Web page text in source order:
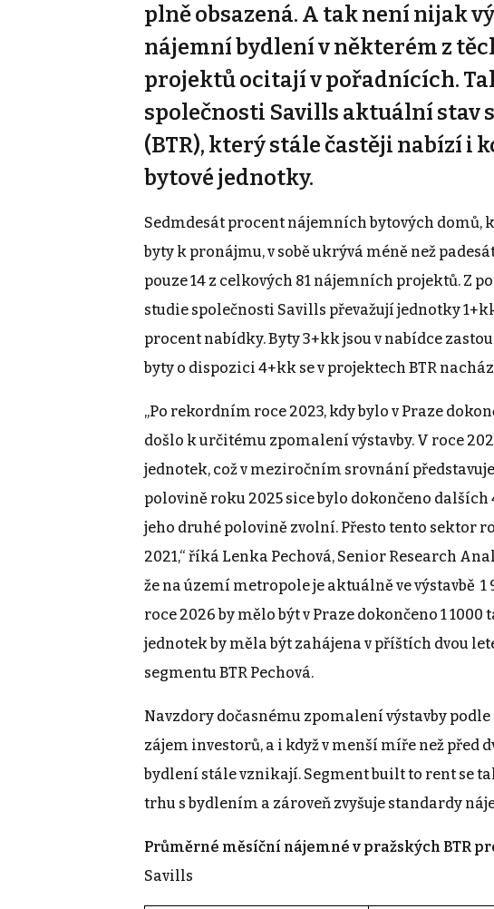
plně obsazená. A tak není nijak
nájemní bydlení v některém z
projektů ocitají v pořadnících.
společnosti Savills aktuální stav
(BTR), který stále častěji nabízí i
bytové jednotky.
Sedmdesát procent nájemních bytových domů,
byty k pronájmu, v sobě ukrývá méně než
pouze 14 z celkových 81 nájemních projektů. Z
studie společnosti Savills převažují jednotky
procent nabídky. Byty 3+kk jsou v nabídce
byty o dispozici 4+kk se v projektech BTR
„Po rekordním roce 2023, kdy bylo v Praze
došlo k určitému zpomalení výstavby. V roce
jednotek, což v meziročním srovnání
polovině roku 2025 sice bylo dokončeno dalších
jeho druhé polovině zvolní. Přesto tento sektor
2021,“ říká Lenka Pechová, Senior Research
že na území metropole je aktuálně ve výstavbě
roce 2026 by mělo být v Praze dokončeno 1
jednotek by měla být zahájena v příštích dvou
segmentu BTR Pechová.
Navzdory dočasnému zpomalení výstavby
zájem investorů, a i když v menší míře než před
bydlení stále vznikají. Segment built to rent se
trhu s bydlením a zároveň zvyšuje standardy
Průměrné měsíční nájemné v pražských BTR
Savills